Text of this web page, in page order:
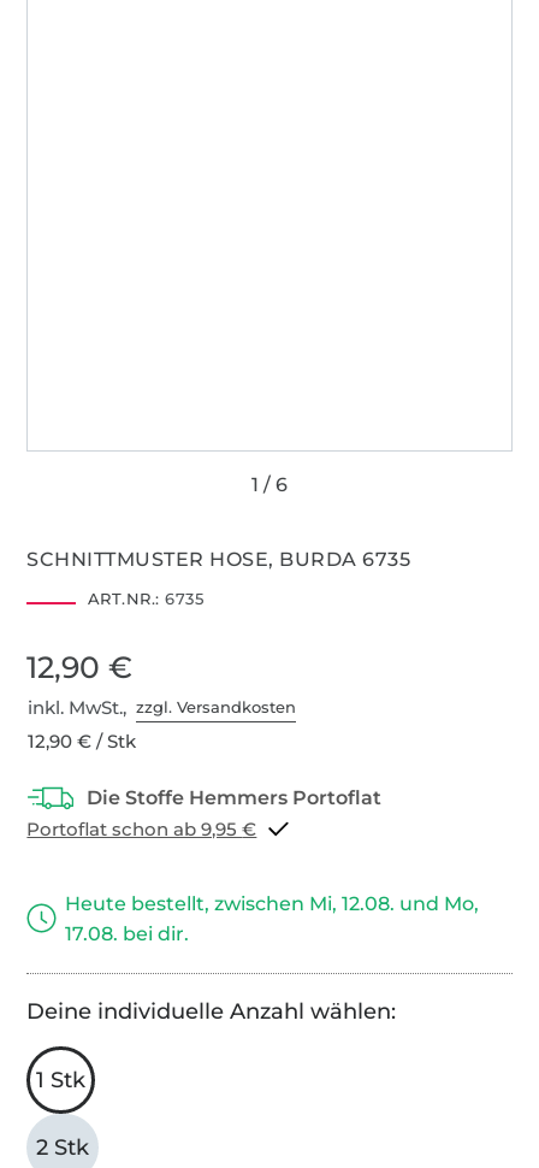
SCHNITTMUSTER HOSE, BURDA 6735
ART.NR.: 6735
12,90 €
inkl. MwSt.,zzgl. Versandkosten
12,90 € / Stk
Portoflat schon ab 9,95 €
Heute bestellt, zwischen Mi, 12.08. und Mo,
17.08. bei dir.
Deine individuelle Anzahl wählen:
1 Stk
2 Stk